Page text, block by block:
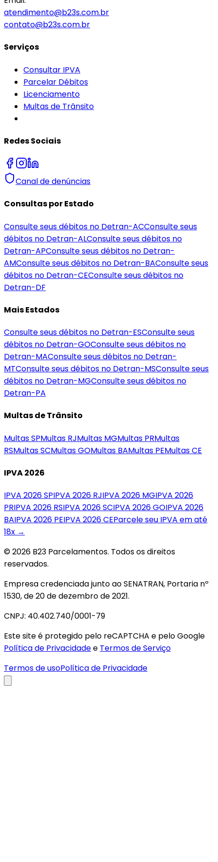
atendimento@b23s.com.br
contato@b23s.com.br
Serviços
Consultar IPVA
Parcelar Débitos
Licenciamento
Multas de Trânsito
Redes Sociais
Canal de denúncias
Consultas por Estado
Consulte seus débitos no Detran-ACConsulte seus
débitos no Detran-ALConsulte seus débitos no
Detran-APConsulte seus débitos no Detran-
AMConsulte seus débitos no Detran-BAConsulte seus
débitos no Detran-CEConsulte seus débitos no
Detran-DF
Mais Estados
Consulte seus débitos no Detran-ESConsulte seus
débitos no Detran-GOConsulte seus débitos no
Detran-MAConsulte seus débitos no Detran-
MTConsulte seus débitos no Detran-MSConsulte seus
débitos no Detran-MGConsulte seus débitos no
Detran-PA
Multas de Trânsito
MultasSPMultas RJMultas MGMultas PRMultas
RSMultasSCMultasGOMultas BAMultas PEMultasCE
IPVA 2026
IPVA 2026SPIPVA 2026 RJIPVA 2026 MGIPVA 2026
PRIPVA 2026 RSIPVA 2026SCIPVA 2026GOIPVA 2026
BAIPVA 2026 PEIPVA 2026CEParcele seu IPVA em até
18x →
© 2026 B23 Parcelamentos. Todos os direitos
reservados.
Empresa credenciada junto ao SENATRAN, Portaria nº
1530, de 20 de dezembro de 2021.
CNPJ: 40.402.740/0001-79
Este site é protegido pelo reCAPTCHA e pelo Google
Política de Privacidadee Termos de Serviço
Termos de usoPolítica de Privacidade